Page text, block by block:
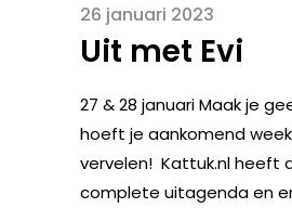
26 januari 2023
Uit met Evi
27 & 28 januari Maak je
hoeft je aankomend
vervelen! Kattuk.nl heeft
complete uitagenda en